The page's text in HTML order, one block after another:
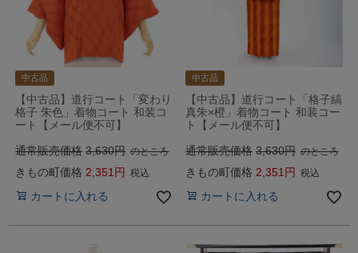
中古品
【中古品】道行コート「変わり
格子 朱色」着物コート 和装コ
ート【メール便不可】
通常販売価格 3,630 のところ
きもの町価格 2,351 税込
カートに入れる
中古品
【中古品】道行コート「格子縞
真朱×橙」着物コート 和装コー
ト【メール便不可】
通常販売価格 3,630 のところ
きもの町価格 2,351 税込
カートに入れる